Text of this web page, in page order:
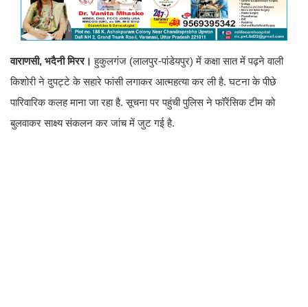
वाराणसी, भदैनी मिरर। हुकुलगंज (लालपुर-पांडेयपुर) में कक्षा सात में पढ़ने वाली
किशोरी ने दुपट्टे के सहारे फांसी लगाकर आत्महत्या कर ली है. घटना के पीछे
पारिवारिक कलह माना जा रहा है. सूचना पर पहुंची पुलिस ने फॉरेंसिक टीम को
बुलवाकर साक्ष्य संकलन कर जांच में जुट गई है.